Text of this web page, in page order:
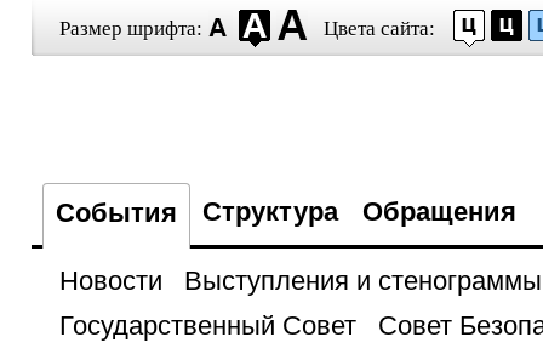
Размер шрифта: Цвета сайта:
События Структура Обращения
Новости
Выступления и стенограммы
Государственный Совет
Совет